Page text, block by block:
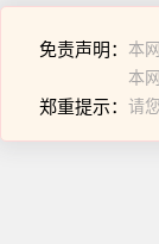
免责声明： 本
本
郑重提示： 请